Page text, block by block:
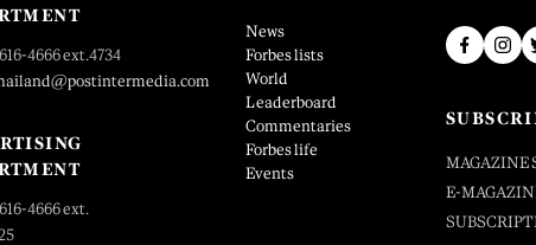
4666 ext.4734
4666 ext.
News
Forbes lists
World
Leaderboard
Commentaries
Forbes life
Events
MAGAZINE
E-